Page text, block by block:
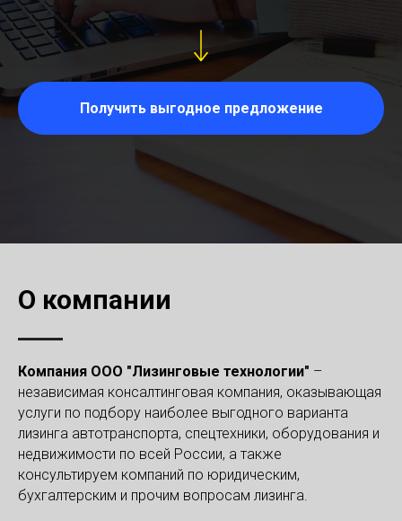
Получить выгодное предложение
О компании
Компания ООО "Лизинговые технологии" –
независимая консалтинговая компания, оказывающая
услуги по подбору наиболее выгодного варианта
лизинга автотранспорта, спецтехники, оборудования и
недвижимости по всей России, а также
консультируем компаний по юридическим,
бухгалтерским и прочим вопросам лизинга.